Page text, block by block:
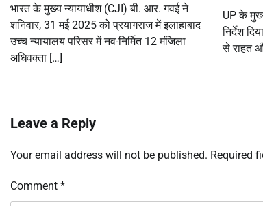
भारत के मुख्य न्यायाधीश (CJI) बी. आर. गवई ने
शनिवार, 31 मई 2025 को प्रयागराज में इलाहाबाद
उच्च न्यायालय परिसर में नव-निर्मित 12 मंजिला
अधिवक्ता […]
UP के
निर्देश
से राहत
Leave a Reply
Your email address will not be published. Required
Comment *